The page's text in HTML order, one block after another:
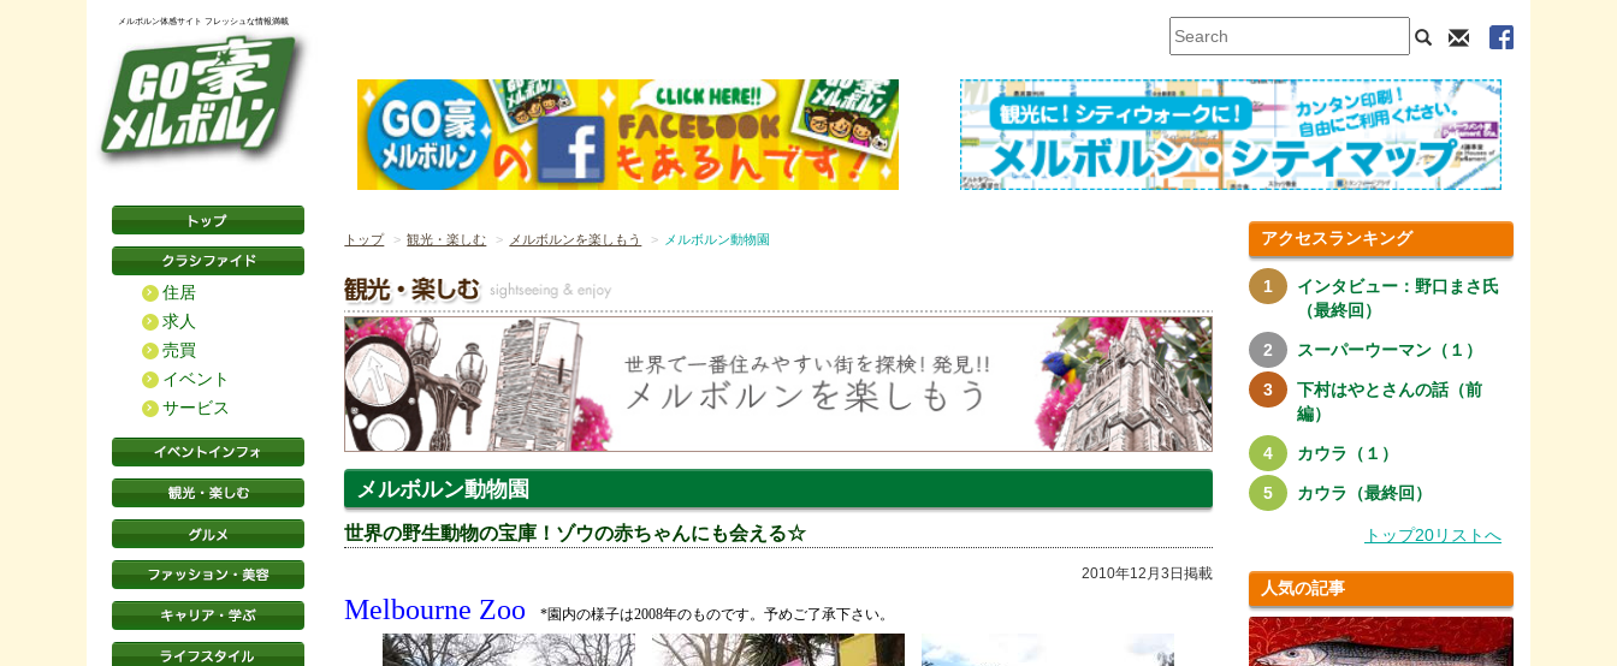
メルボルン体感サイト フレッシュな情報満載
住居
求人
売買
イベント
サービス
トップ 観光・楽しむ メルボルンを楽しもう メルボルン動物園
メルボルン動物園
世界の野生動物の宝庫！ゾウの赤ちゃんにも会える☆
2010年12月3日掲載
Melbourne Zoo*園内の様子は2008年のものです。予めご了承下さい。
アクセスランキング
インタビュー：野口まさ氏
（最終回）
スーパーウーマン（１）
下村はやとさんの話（前
編）
カウラ（１）
カウラ（最終回）
トップ20リストへ
人気の記事